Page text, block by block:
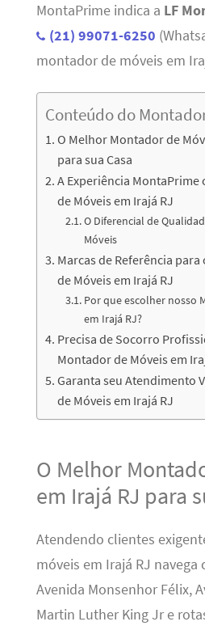
MontaPrime indica a LF
(21) 99071-6250
montador de móveis em
Conteúdo do
O Melhor Montador de
para sua Casa
A Experiência MontaPrime
de Móveis em Irajá RJ
O Diferencial de
Móveis
Marcas de Referência
de Móveis em Irajá RJ
Por que escolher nosso
em Irajá RJ?
Precisa de Socorro
Montador de Móveis em
Garanta seu Atendimento
de Móveis em Irajá RJ
O Melhor
em Irajá RJ para
Atendendo clientes
móveis em Irajá RJ
Avenida Monsenhor Félix,
Martin Luther King Jr e